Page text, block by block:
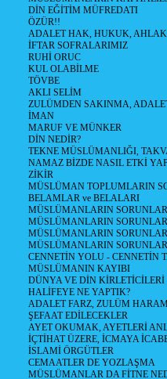
DİN EĞİTİM MÜFREDATI
ÖZÜR!!
ADALET HAK, HUKUK, AHLAK
İFTAR SOFRALARIMIZ
RUHİ ORUC
KUL OLABİLME
TÖVBE
AKLI SELİM
ZULÜMDEN SAKINMA,
İMAN
MARUF VE MÜNKER
DİN NEDİR?
TEKNE MÜSLÜMANLIĞI,
NAMAZ BİZDE NASIL ETKİ
ZİKİR
MÜSLÜMAN TOPLUMLARIN
BELAMLAR ve BELALARI
MÜSLÜMANLARIN
MÜSLÜMANLARIN
MÜSLÜMANLARIN
MÜSLÜMANLARIN
CENNETİN YOLU - CENNETİN
MÜSLÜMANIN KAYIBI
DÜNYA VE DİN KİRLETİCİLERİ
HALİFEYE NE YAPTIK?
ADALET FARZ, ZULÜM
ŞEFAAT EDİLECEKLER
AYET OKUMAK, AYETLERİ
İÇTİHAT ÜZERE, İCMAYA
İSLAMİ ÖRGÜTLER
CEMAATLER DE YOZLAŞMA
MÜSLÜMANLAR DA FİTNE